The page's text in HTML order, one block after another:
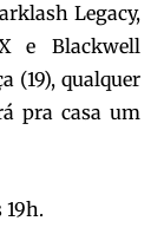
Legacy,
e Blackwell
(19), qualquer
pra casa um
19h.